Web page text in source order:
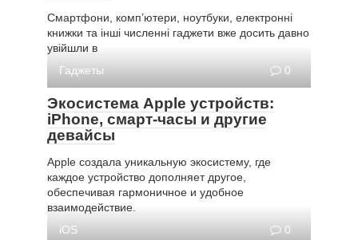
Смартфони, комп’ютери, ноутбуки, електронні
книжки та інші численні гаджети вже досить давно
увійшли в
Гаджеты
0
Экосистема Apple устройств:
iPhone, смарт-часы и другие
девайсы
Apple создала уникальную экосистему, где
каждое устройство дополняет другое,
обеспечивая гармоничное и удобное
взаимодействие.
iOS
0